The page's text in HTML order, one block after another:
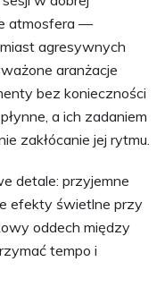
atmosfera —
agresywnych
aranżacje
bez konieczności
a ich zadaniem
zakłócanie jej rytmu.
detale: przyjemne
efekty świetlne przy
oddech między
tempo i